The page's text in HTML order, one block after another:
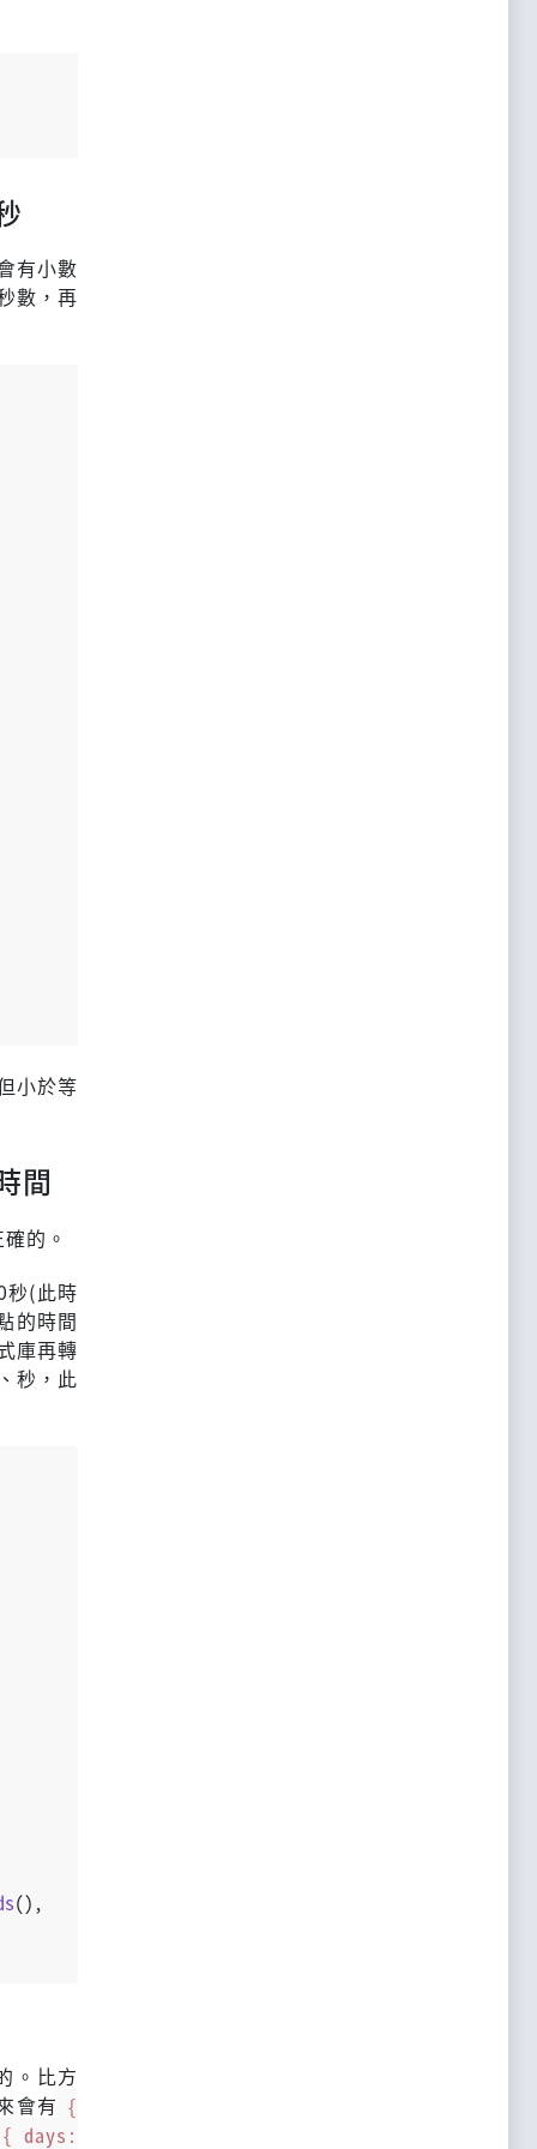
有小數
數，再
小於等
間
的。
秒(此時
的時間
庫再轉
秒，此
(),
。比方
會有 {
{ days: